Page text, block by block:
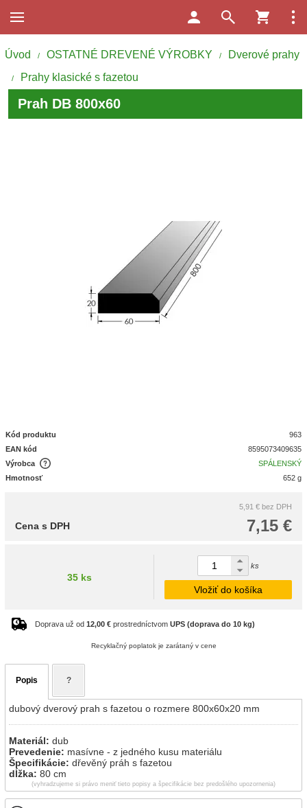
Úvod / OSTATNÉ DREVENÉ VÝROBKY / Dverové prahy
/ Prahy klasické s fazetou
Prah DB 800x60
Kód produktu
963
EAN kód
8595073409635
Výrobca
SPÁLENSKÝ
Hmotnosť
652 g
5,91 € bez DPH
7,15 €
Cena s DPH
35 ks
ks
Vložiť do košíka
Doprava už od 12,00 € prostredníctvom UPS (doprava do 10 kg)
Recyklačný poplatok je zarátaný v cene
Popis ?
dubový dverový prah s fazetou o rozmere 800x60x20 mm
Materiál: dub
Prevedenie: masívne - z jedného kusu materiálu
Špecifikácie: dřevěný práh s fazetou
dĺžka: 80 cm
(vyhradzujeme si právo meniť tieto popisy a špecifikácie bez predošlého upozornenia)